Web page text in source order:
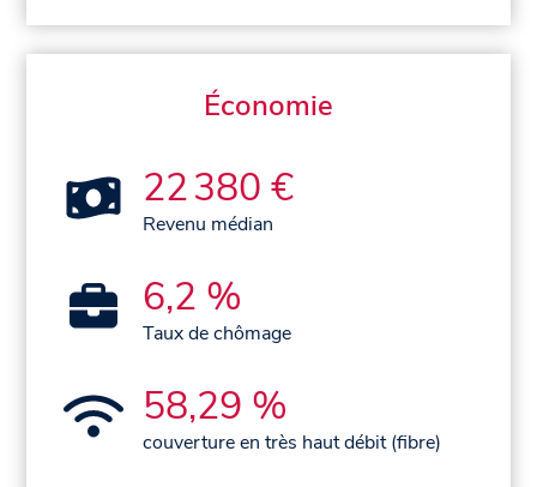
Économie
22 380 €
Revenu médian
6,2 %
Taux de chômage
58,29 %
couverture en très haut débit (fibre)